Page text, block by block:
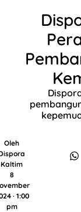
Oleh
Kaltim
8
· 1:00
pm